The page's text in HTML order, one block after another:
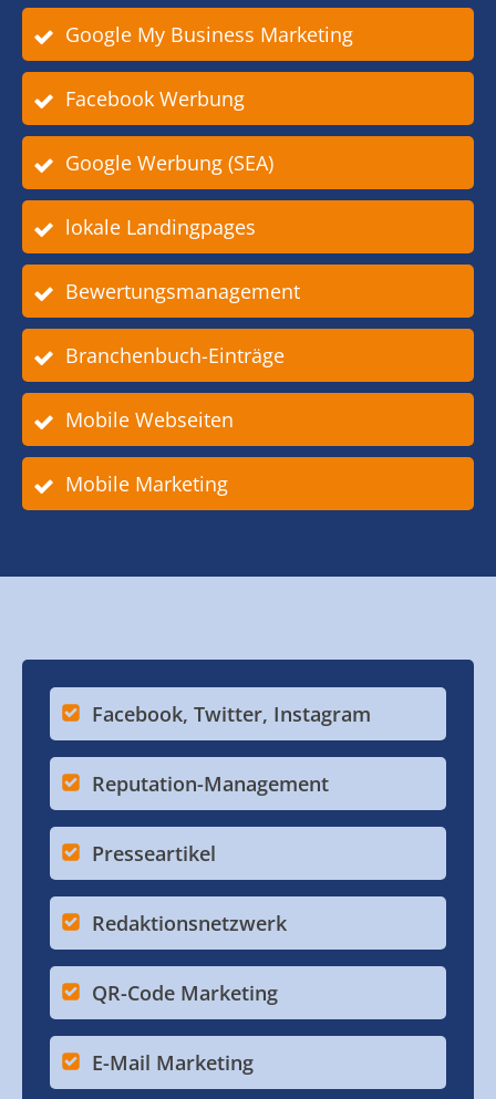
Google My Business Marketing
Facebook Werbung
Google Werbung (SEA)
lokale Landingpages
Bewertungsmanagement
Branchenbuch-Einträge
Mobile Webseiten
Mobile Marketing
Facebook, Twitter, Instagram
Reputation-Management
Presseartikel
Redaktionsnetzwerk
QR-Code Marketing
E-Mail Marketing